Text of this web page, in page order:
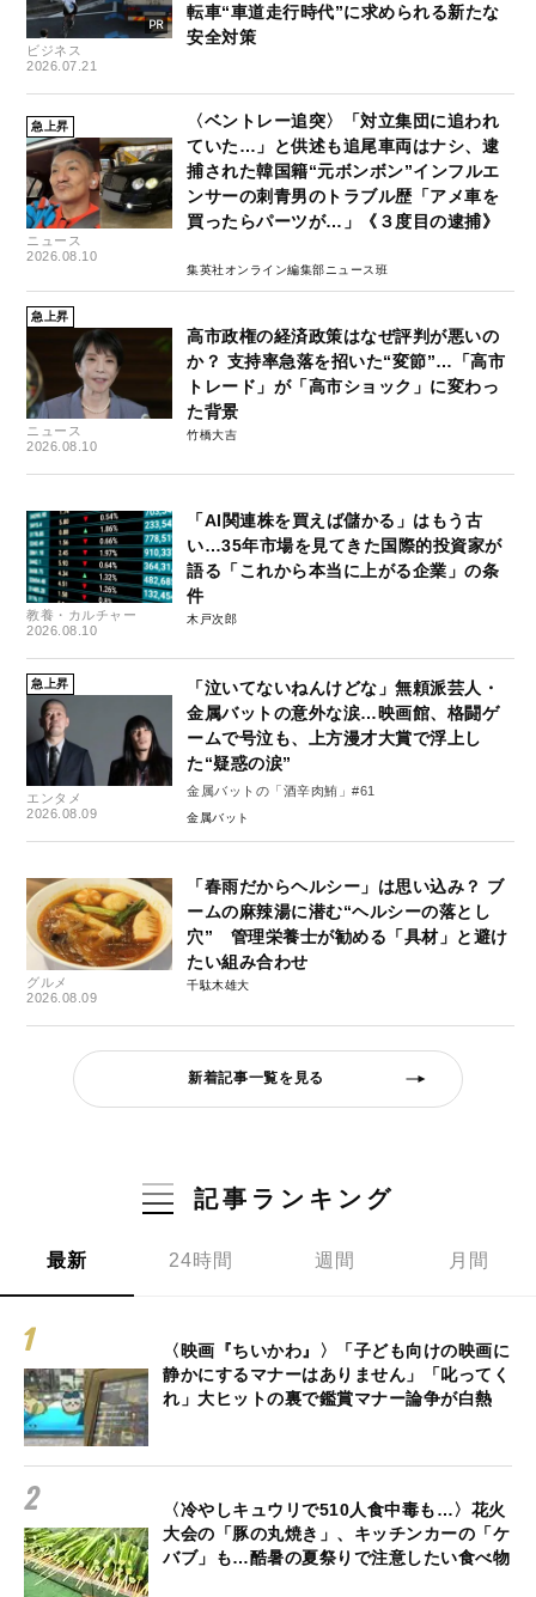
ビジネス
2026.07.21
転車“車道走行時代”に求められる新たな
安全対策
急上昇
ニュース
2026.08.10
〈ベントレー追突〉「対立集団に追われ
ていた…」と供述も追尾車両はナシ、逮
捕された韓国籍“元ボンボン”インフルエ
ンサーの刺青男のトラブル歴「アメ車を
買ったらパーツが…」《３度目の逮捕》
集英社オンライン編集部ニュース班
急上昇
ニュース
2026.08.10
高市政権の経済政策はなぜ評判が悪いの
か？ 支持率急落を招いた“変節”…「高市
トレード」が「高市ショック」に変わっ
た背景
竹橋大吉
教養・カルチャー
2026.08.10
「AI関連株を買えば儲かる」はもう古
い…35年市場を見てきた国際的投資家が
語る「これから本当に上がる企業」の条
件
木戸次郎
急上昇
エンタメ
2026.08.09
「泣いてないねんけどな」無頼派芸人・
金属バットの意外な涙…映画館、格闘ゲ
ームで号泣も、上方漫才大賞で浮上し
た“疑惑の涙”
金属バットの「酒辛肉鮪」#61
金属バット
グルメ
2026.08.09
「春雨だからヘルシー」は思い込み？ ブ
ームの麻辣湯に潜む“ヘルシーの落とし
穴” 管理栄養士が勧める「具材」と避け
たい組み合わせ
千駄木雄大
新着記事一覧を見る
記事ランキング
最新 24時間 週間 月間
〈映画『ちいかわ』〉「子ども向けの映画に
静かにするマナーはありません」「叱ってく
れ」大ヒットの裏で鑑賞マナー論争が白熱
〈冷やしキュウリで510人食中毒も…〉花火
大会の「豚の丸焼き」、キッチンカーの「ケ
バブ」も…酷暑の夏祭りで注意したい食べ物